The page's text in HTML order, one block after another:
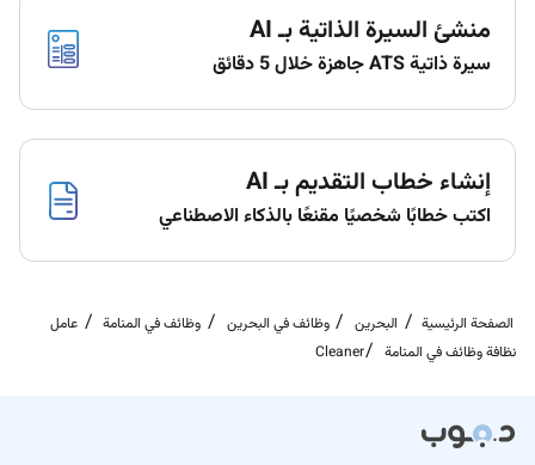
منشئ السيرة الذاتية بـ AI
سيرة ذاتية ATS جاهزة خلال 5 دقائق
إنشاء خطاب التقديم بـ AI
اكتب خطابًا شخصيًا مقنعًا بالذكاء الاصطناعي
الصفحة الرئيسية البحرين وظائف في البحرين وظائف في المنامة
عامل
نظافة وظائف في المنامة
Cleaner